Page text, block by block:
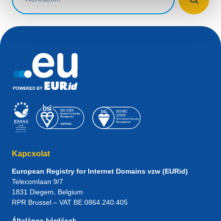
Kapcsolat
European Registry for Internet Domains vzw (EURid)
Telecomlaan 9/7
1831 Diegem, Belgium
RPR Brussel – VAT BE 0864.240.405